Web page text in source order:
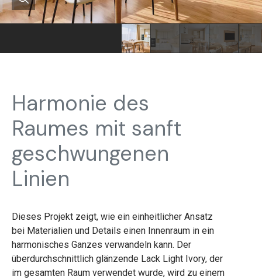
Harmonie des
Raumes mit sanft
geschwungenen
Linien
Dieses Projekt zeigt, wie ein einheitlicher Ansatz
bei Materialien und Details einen Innenraum in ein
harmonisches Ganzes verwandeln kann. Der
überdurchschnittlich glänzende Lack Light Ivory, der
im gesamten Raum verwendet wurde, wird zu einem